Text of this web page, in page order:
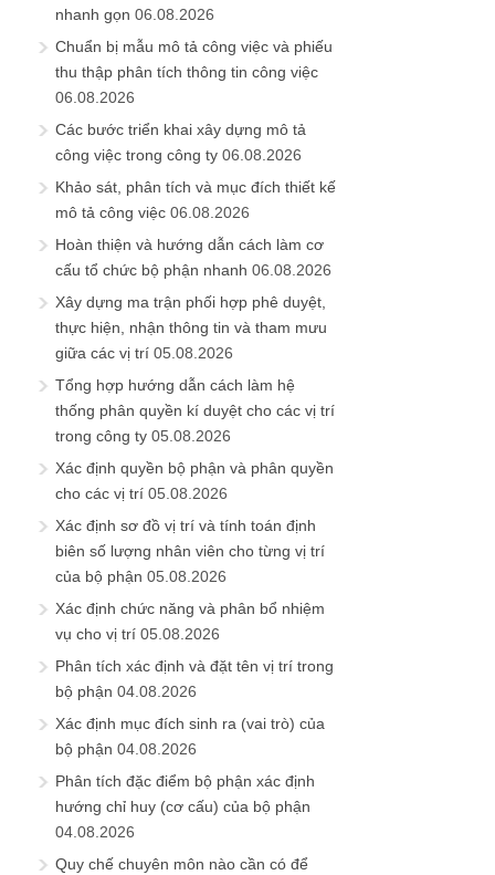
nhanh gọn 06.08.2026
Chuẩn bị mẫu mô tả công việc và phiếu
thu thập phân tích thông tin công việc
06.08.2026
Các bước triển khai xây dựng mô tả
công việc trong công ty 06.08.2026
Khảo sát, phân tích và mục đích thiết kế
mô tả công việc 06.08.2026
Hoàn thiện và hướng dẫn cách làm cơ
cấu tổ chức bộ phận nhanh 06.08.2026
Xây dựng ma trận phối hợp phê duyệt,
thực hiện, nhận thông tin và tham mưu
giữa các vị trí 05.08.2026
Tổng hợp hướng dẫn cách làm hệ
thống phân quyền kí duyệt cho các vị trí
trong công ty 05.08.2026
Xác định quyền bộ phận và phân quyền
cho các vị trí 05.08.2026
Xác định sơ đồ vị trí và tính toán định
biên số lượng nhân viên cho từng vị trí
của bộ phận 05.08.2026
Xác định chức năng và phân bổ nhiệm
vụ cho vị trí 05.08.2026
Phân tích xác định và đặt tên vị trí trong
bộ phận 04.08.2026
Xác định mục đích sinh ra (vai trò) của
bộ phận 04.08.2026
Phân tích đặc điểm bộ phận xác định
hướng chỉ huy (cơ cấu) của bộ phận
04.08.2026
Quy chế chuyên môn nào cần có để